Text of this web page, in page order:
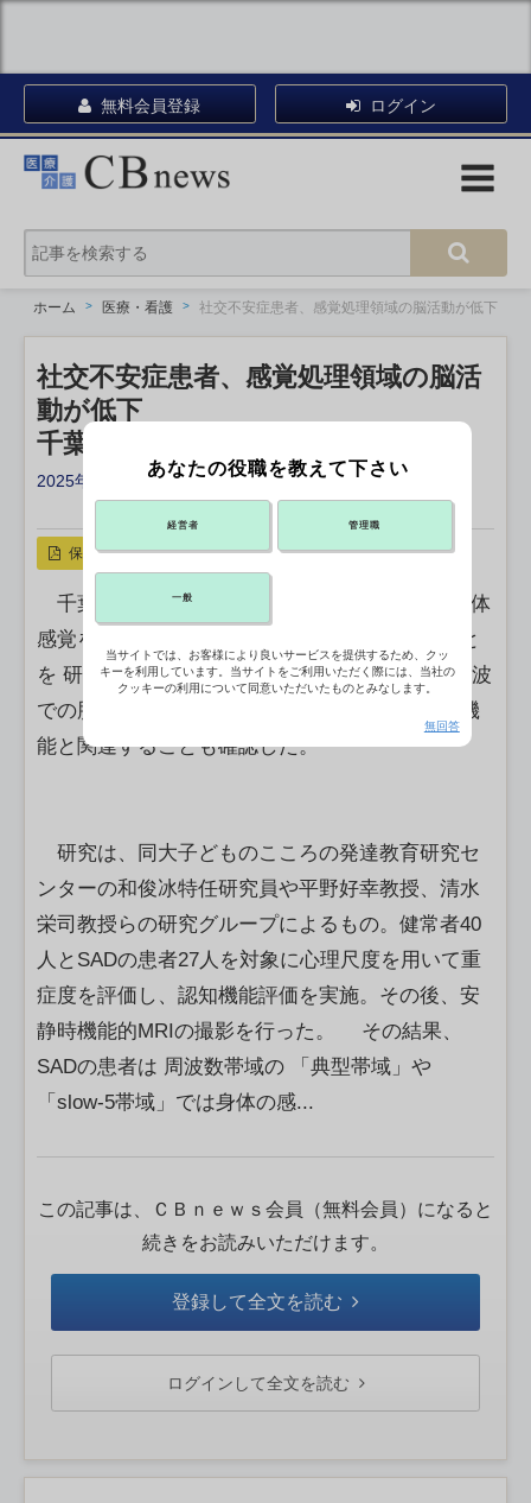
無料会員登録 ログイン
ホーム 医療・看護 社交不安症患者、感覚処理領域の脳活動が低下
社交不安症患者、感覚処理領域の脳活
動が低下
千葉大
2025年12月02日 18:35
リンクをコピー X ポスト
保存
千葉大は1日、社交不安症（SAD）の患者は身体
感覚を処理する脳領域の活動が低下していること
を 研究で 明らかにしたと発表した。特定の低周波
での脳活動が空間認識力や記憶力といった認知機
能と関連することも確認した。
研究は、同大子どものこころの発達教育研究セ
ンターの和俊冰特任研究員や平野好幸教授、清水
栄司教授らの研究グループによるもの。健常者40
人とSADの患者27人を対象に心理尺度を用いて重
症度を評価し、認知機能評価を実施。その後、安
静時機能的MRIの撮影を行った。 その結果、
SADの患者は 周波数帯域の 「典型帯域」や
「slow-5帯域」では身体の感...
この記事は、ＣＢｎｅｗｓ会員（無料会員）になると
続きをお読みいただけます。
登録して全文を読む
ログインして全文を読む
あなたの役職を教えて下さい
経営者 管理職
一般
当サイトでは、お客様により良いサービスを提供するため、クッ
キーを利用しています。当サイトをご利用いただく際には、当社の
クッキーの利用について同意いただいたものとみなします。
無回答